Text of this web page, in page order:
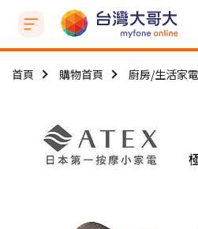
首頁 購物首頁 廚房/生活家電